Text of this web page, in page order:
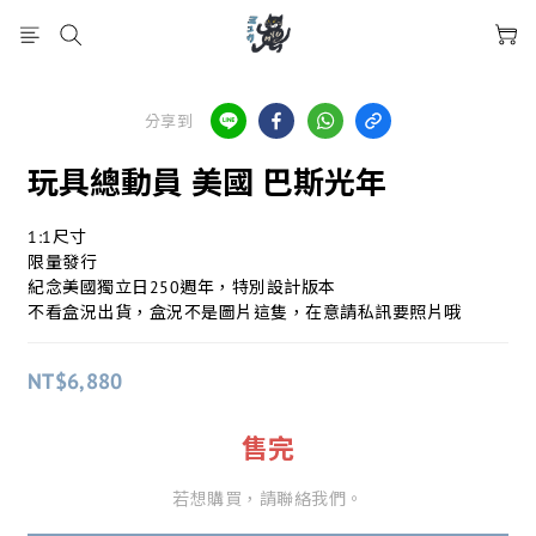
分享到
玩具總動員 美國 巴斯光年
1:1尺寸
限量發行
紀念美國獨立日250週年，特別設計版本
不看盒況出貨，盒況不是圖片這隻，在意請私訊要照片哦
NT$6,880
售完
若想購買，請聯絡我們。